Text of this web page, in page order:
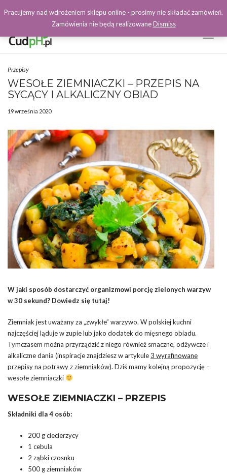
Facebook
Przepisy
WESOŁE ZIEMNIACZKI – PRZEPIS NA
SYCĄCY I ALKALICZNY OBIAD
19 września 2020
W jaki sposób dostarczyć organizmowi porcję zielonych warzyw
w 30 sekund? Dowiedz się tutaj!
Ziemniak jest uważany za „zwykłe” warzywo. W polskiej kuchni
najczęściej ląduje w zupie lub jako dodatek do mięsnego obiadu.
Tymczasem można przyrządzić z niego również smaczne, odżywcze i
alkaliczne dania (inspiracje znajdziesz w artykule3 wyrafinowane
przepisy na potrawy z ziemniaków). Dziś mamy kolejną propozycję –
wesołe ziemniaczki
WESOŁE ZIEMNIACZKI – PRZEPIS
Składniki dla 4 osób:
200 g ciecierzycy
1 cebula
2 ząbki czosnku
500 g ziemniaków
Pracujemy nad wdrożeniem sklepu online - prosimy nie składać zamówień.
Zamówienia nie będą realizowaneDismiss